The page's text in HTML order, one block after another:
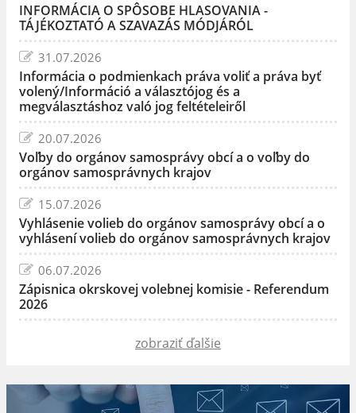
INFORMÁCIA O SPÔSOBE HLASOVANIA -
TÁJÉKOZTATÓ A SZAVAZÁS MÓDJÁRÓL
31.07.2026
Informácia o podmienkach práva voliť a práva byť
volený/Információ a választójog és a
megválasztáshoz való jog feltételeiről
20.07.2026
Voľby do orgánov samosprávy obcí a o voľby do
orgánov samosprávnych krajov
15.07.2026
Vyhlásenie volieb do orgánov samosprávy obcí a o
vyhlásení volieb do orgánov samosprávnych krajov
06.07.2026
Zápisnica okrskovej volebnej komisie - Referendum
2026
zobraziť ďalšie